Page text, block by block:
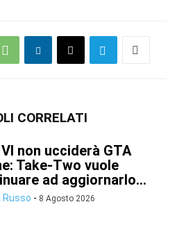
CORRELATI
non ucciderà GTA
Take-Two vuole
ad aggiornarlo...
Russo - 8 Agosto 2026